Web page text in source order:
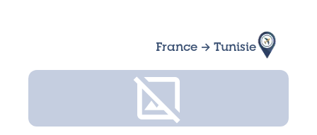
France → Tunisie